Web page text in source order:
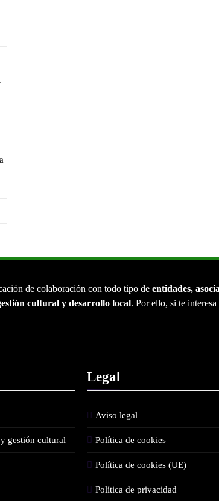
de colaboración con todo tipo de entidades,
cultural y desarrollo local. Por ello, si te
gestión cultural
Legal
Aviso legal
Política de cookies
Política de cookies (UE)
Política de privacidad